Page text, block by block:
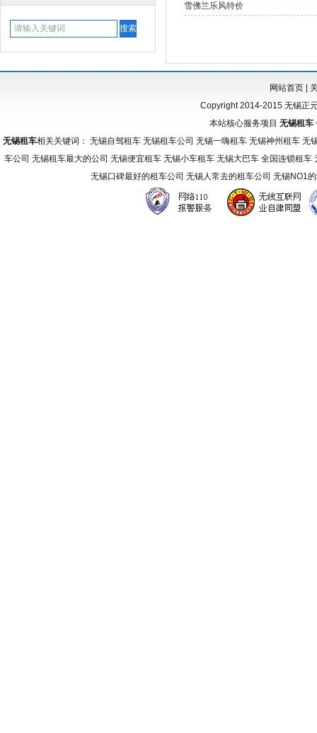
雪佛兰乐风特价
网站首页|
Copyright 2014-2015 无锡正
本站核心服务项目 无锡租车
无锡租车相关关键词： 无锡自驾租车 无锡租车公司 无锡一嗨租车 无锡神州租车
车公司 无锡租车最大的公司 无锡便宜租车 无锡小车租车 无锡大巴车 全国连锁租
无锡口碑最好的租车公司 无锡人常去的租车公司 无锡NO1